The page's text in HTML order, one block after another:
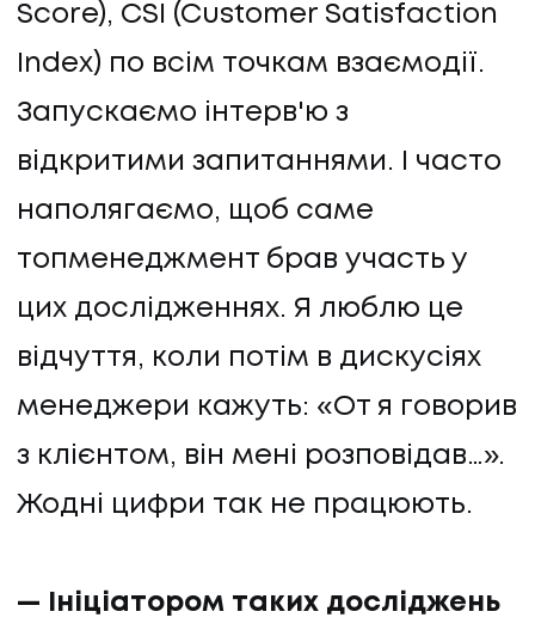
Score), CSI (Customer Satisfaction
Index) по всім точкам взаємодії.
Запускаємо інтерв'ю з
відкритими запитаннями. І часто
наполягаємо, щоб саме
топменеджмент брав участь у
цих дослідженнях. Я люблю це
відчуття, коли потім в дискусіях
менеджери кажуть: «От я говорив
з клієнтом, він мені розповідав…».
Жодні цифри так не працюють.
— Ініціатором таких досліджень